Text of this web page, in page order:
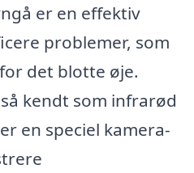
er en effektiv
problemer, som
det blotte øje.
kendt som infrarød
en speciel kamera-